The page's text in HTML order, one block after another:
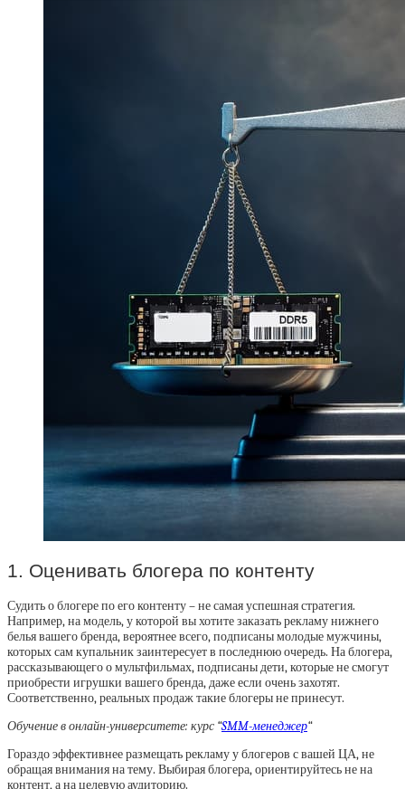
1. Оценивать блогера по контенту
Судить о блогере по его контенту – не самая успешная стратегия.
Например, на модель, у которой вы хотите заказать рекламу нижнего
белья вашего бренда, вероятнее всего, подписаны молодые мужчины,
которых сам купальник заинтересует в последнюю очередь. На блогера,
рассказывающего о мультфильмах, подписаны дети, которые не смогут
приобрести игрушки вашего бренда, даже если очень захотят.
Соответственно, реальных продаж такие блогеры не принесут.
Обучение в онлайн-университете: курс “SMM-менеджер“
Гораздо эффективнее размещать рекламу у блогеров с вашей ЦА, не
обращая внимания на тему. Выбирая блогера, ориентируйтесь не на
контент, а на целевую аудиторию.